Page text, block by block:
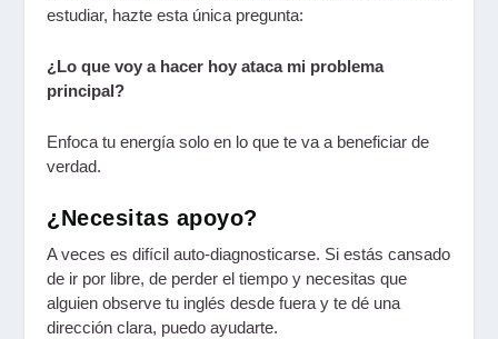
estudiar, hazte esta única pregunta:
¿Lo que voy a hacer hoy ataca mi problema
principal?
Enfoca tu energía solo en lo que te va a beneficiar de
verdad.
¿Necesitas apoyo?
A veces es difícil auto-diagnosticarse. Si estás cansado
de ir por libre, de perder el tiempo y necesitas que
alguien observe tu inglés desde fuera y te dé una
dirección clara, puedo ayudarte.